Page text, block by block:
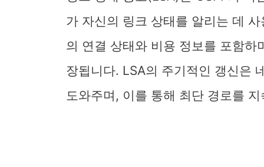
가 자신의 링크 상태를 알리는 데
의 연결 상태와 비용 정보를 포함하
장됩니다. LSA의 주기적인 갱신은
도와주며, 이를 통해 최단 경로를